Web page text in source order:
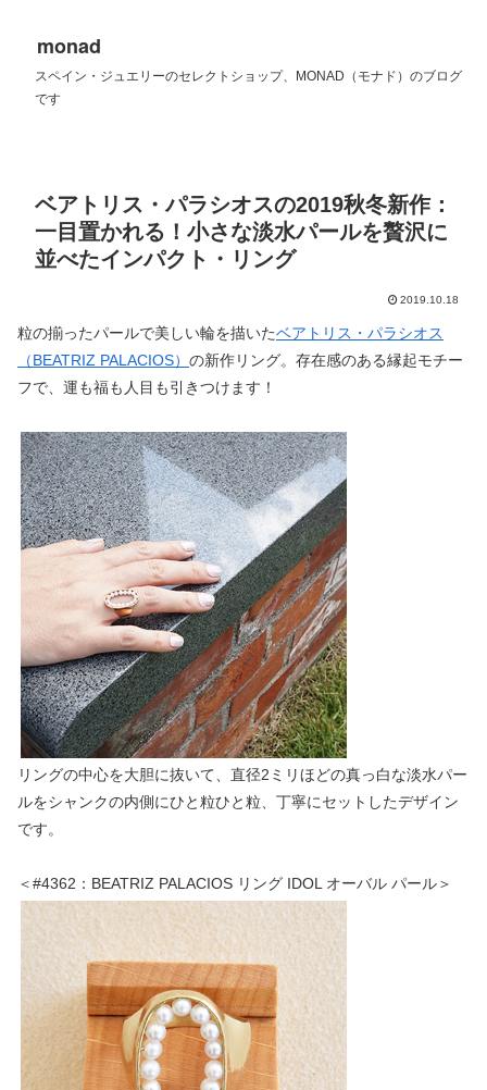
monad
スペイン・ジュエリーのセレクトショップ、MONAD（モナド）のブログ
です
ベアトリス・パラシオスの2019秋冬新作：
一目置かれる！小さな淡水パールを贅沢に
並べたインパクト・リング
2019.10.18
粒の揃ったパールで美しい輪を描いたベアトリス・パラシオス
（BEATRIZ PALACIOS） の新作リング。存在感のある縁起モチー
フで、運も福も人目も引きつけます！
リングの中心を大胆に抜いて、直径2ミリほどの真っ白な淡水パー
ルをシャンクの内側にひと粒ひと粒、丁寧にセットしたデザイン
です。
＜#4362：BEATRIZ PALACIOS リング IDOL オーバル パール＞